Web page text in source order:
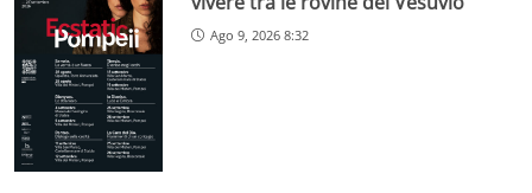
Ago 9, 2026 8:32